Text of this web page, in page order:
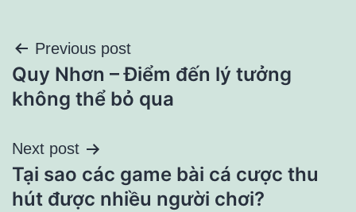
Điều
hướng
viết
Previous post
Quy Nhơn – Điểm đến lý tưởng
không thể bỏ qua
Next post
Tại sao các game bài cá cược thu
hút được nhiều người chơi?